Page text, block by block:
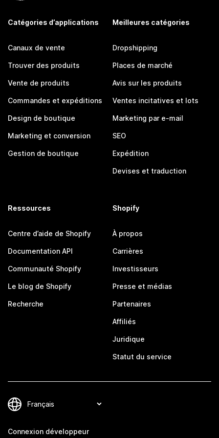
Catégories d’applications
Canaux de vente
Trouver des produits
Vente de produits
Commandes et expéditions
Design de boutique
Marketing et conversion
Gestion de boutique
Meilleures catégories
Dropshipping
Places de marché
Avis sur les produits
Ventes incitatives et lots
Marketing par e-mail
SEO
Expédition
Devises et traduction
Ressources
Centre d’aide de Shopify
Documentation API
Communauté Shopify
Le blog de Shopify
Recherche
Shopify
À propos
Carrières
Investisseurs
Presse et médias
Partenaires
Affiliés
Juridique
Statut du service
Connexion développeur